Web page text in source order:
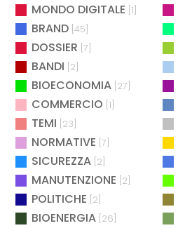
MONDO DIGITALE [1]
BRAND [45]
DOSSIER [7]
BANDI [2]
BIOECONOMIA [27]
COMMERCIO [1]
TEMI [23]
NORMATIVE [7]
SICUREZZA [2]
MANUTENZIONE [2]
POLITICHE [2]
BIOENERGIA [26]